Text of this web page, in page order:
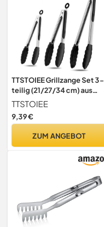
TTSTOIEE Grillzange Set 3-
teilig (21/27/34 cm) aus
Edelstahl & Silikon -
Küchenzange,
GHitzebeständig &
Airfryer - Zange Küche,
TTSTOIEE
9,39 €
ZUM ANGEBOT